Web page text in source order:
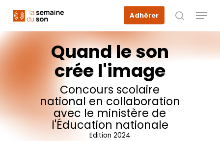
main
content
Adhérer
recherche
Menu
Quandleson
créel'image
Concours scolaire
national en collaboration
avec le ministère de
l'Éducation nationale
Edition 2024